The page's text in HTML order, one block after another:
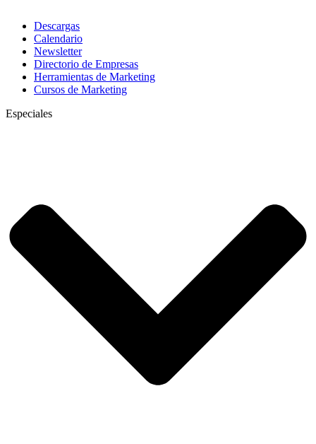
Descargas
Calendario
Newsletter
Directorio de Empresas
Herramientas de Marketing
Cursos de Marketing
Especiales